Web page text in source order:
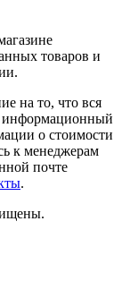
товаров и
на то, что вся
информационный
о стоимости
к менеджерам
почте
.